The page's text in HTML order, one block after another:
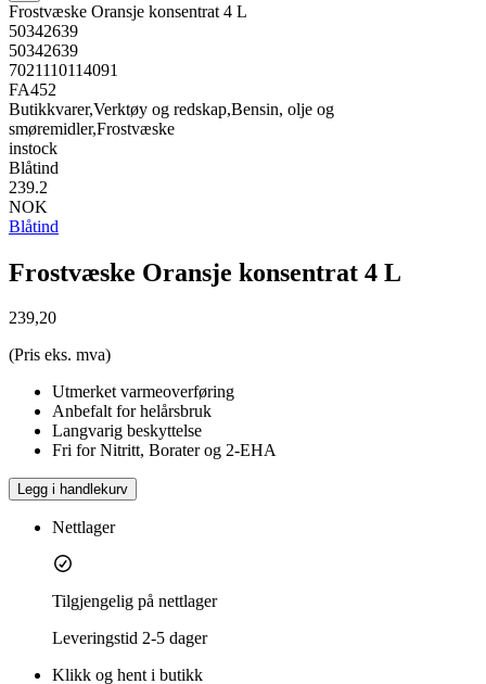
Frostvæske Oransje konsentrat 4 L
50342639
50342639
7021110114091
FA452
Butikkvarer,Verktøy og redskap,Bensin, olje og
smøremidler,Frostvæske
instock
Blåtind
239.2
NOK
Blåtind
Frostvæske Oransje konsentrat 4 L
239,20
(Pris eks. mva)
Utmerket varmeoverføring
Anbefalt for helårsbruk
Langvarig beskyttelse
Fri for Nitritt, Borater og 2-EHA
Legg i handlekurv
Nettlager
Tilgjengelig på nettlager
Leveringstid 2-5 dager
Klikk og hent i butikk